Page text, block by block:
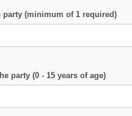
party (minimum of 1 required)
party (0 - 15 years of age)